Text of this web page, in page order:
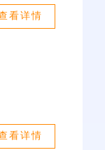
看详情
看详情